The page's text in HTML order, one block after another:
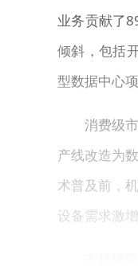
业务贡献了
倾斜，包括
型数据中心
消费级
产线改造为
术普及前，
设备需求激
市场研